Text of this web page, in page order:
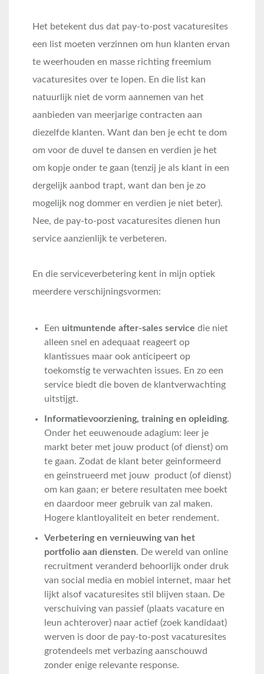
Het betekent dus dat pay-to-post vacaturesites
een list moeten verzinnen om hun klanten ervan
te weerhouden en masse richting freemium
vacaturesites over te lopen. En die list kan
natuurlijk niet de vorm aannemen van het
aanbieden van meerjarige contracten aan
diezelfde klanten. Want dan ben je echt te dom
om voor de duvel te dansen en verdien je het
om kopje onder te gaan (tenzij je als klant in een
dergelijk aanbod trapt, want dan ben je zo
mogelijk nog dommer en verdien je niet beter).
Nee, de pay-to-post vacaturesites dienen hun
service aanzienlijk te verbeteren.
En die serviceverbetering kent in mijn optiek
meerdere verschijningsvormen:
Een uitmuntende after-sales service die niet
alleen snel en adequaat reageert op
klantissues maar ook anticipeert op
toekomstig te verwachten issues. En zo een
service biedt die boven de klantverwachting
uitstijgt.
Informatievoorziening, training en opleiding.
Onder het eeuwenoude adagium: leer je
markt beter met jouw product (of dienst) om
te gaan. Zodat de klant beter geinformeerd
en geinstrueerd met jouw product (of dienst)
om kan gaan; er betere resultaten mee boekt
en daardoor meer gebruik van zal maken.
Hogere klantloyaliteit en beter rendement.
Verbetering en vernieuwing van het
portfolio aan diensten. De wereld van online
recruitment veranderd behoorlijk onder druk
van social media en mobiel internet, maar het
lijkt alsof vacaturesites stil blijven staan. De
verschuiving van passief (plaats vacature en
leun achterover) naar actief (zoek kandidaat)
werven is door de pay-to-post vacaturesites
grotendeels met verbazing aanschouwd
zonder enige relevante response.